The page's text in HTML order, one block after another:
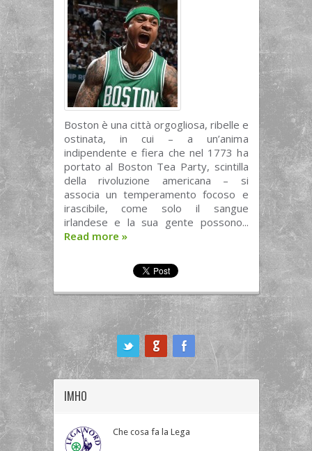
Boston è una città orgogliosa, ribelle e
ostinata, in cui – a un’anima
indipendente e fiera che nel 1773 ha
portato al Boston Tea Party, scintilla
della rivoluzione americana – si
associa un temperamento focoso e
irascibile, come solo il sangue
irlandese e la sua gente possono...
Read more »
IMHO
Che cosa fa la Lega